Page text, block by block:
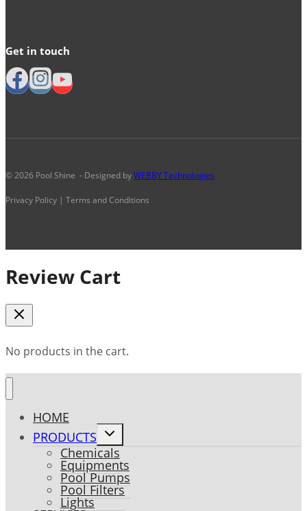
Get in touch
© 2026 Pool Shine - Designed byWEBBY Technologies
Privacy Policy | Terms and Conditions
Review Cart
No products in the cart.
HOME
PRODUCTS
Toggle
child
menu
Chemicals
Equipments
Pool Pumps
Pool Filters
Lights